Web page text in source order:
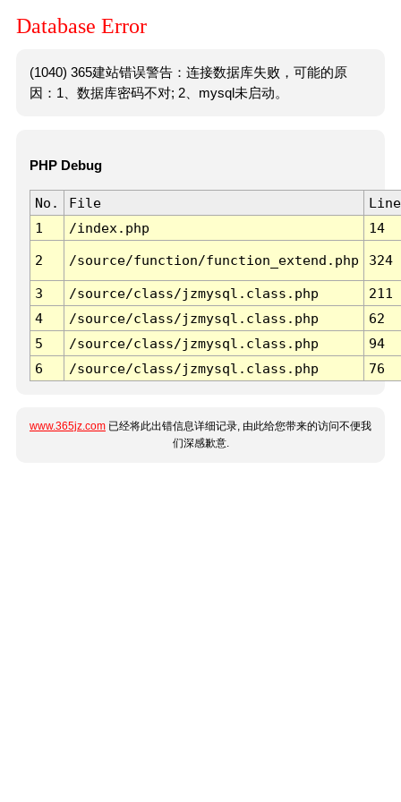
Database Error
(1040) 365建站错误警告：连接数据库失败，可能的原
因：1、数据库密码不对; 2、mysql未启动。
PHP Debug
No. File
Line
1
/index.php 14
2 /source/function/function_extend.php 324
3 /source/class/jzmysql.class.php
211
4
/source/class/jzmysql.class.php
62
5
/source/class/jzmysql.class.php
94
6
/source/class/jzmysql.class.php 76
www.365jz.com 已经将此出错信息详细记录, 由此给您带来的访问不便我
们深感歉意.